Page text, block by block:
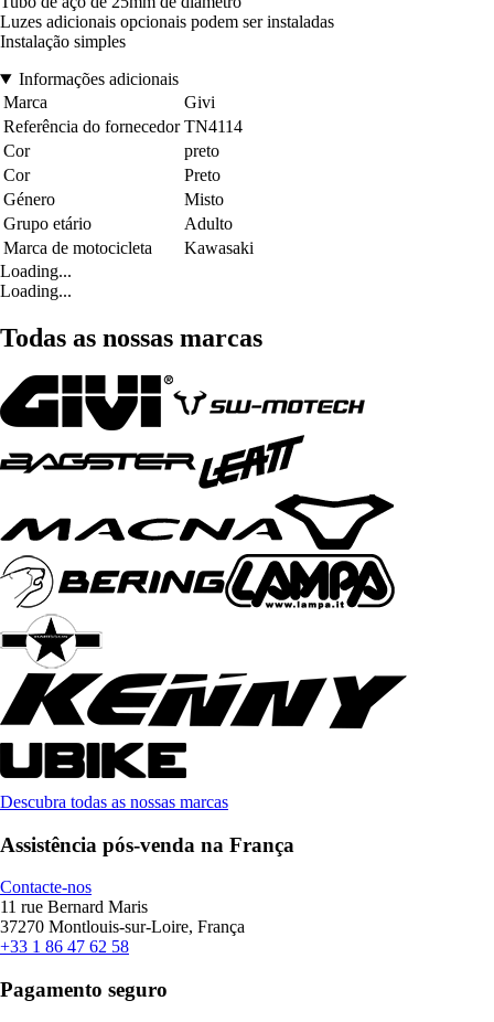
Luzes adicionais opcionais podem ser instaladas
Instalação simples
Informações adicionais
Marca
Givi
Referência do fornecedor TN4114
Cor
preto
Cor
Preto
Género
Misto
Grupo etário
Adulto
Marca de motocicleta
Kawasaki
Loading...
Loading...
Todas as nossas marcas
Descubra todas as nossas marcas
Assistência pós-venda na França
Contacte-nos
11 rue Bernard Maris
37270 Montlouis-sur-Loire, França
+33 1 86 47 62 58
Pagamento seguro